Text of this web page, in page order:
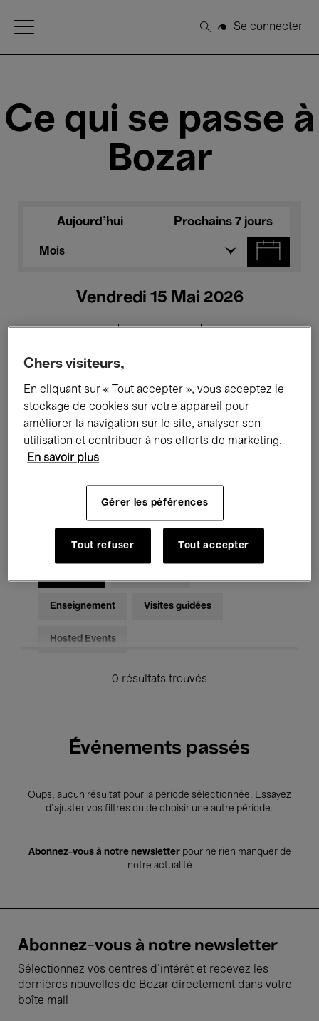
Open Menu
Rechercher
Se connecter
Ce qui se passe à
Bozar
Aujourd'hui Prochains 7 jours
Mois
Vendredi 15 Mai 2026
Tous les événements Concerts
Expositions Performances
Rencontres & Débats
Musique classique Global Music
Enseignement Visites guidées
Hosted Events
0 résultats trouvés
Événements passés
Oups, aucun résultat pour la période sélectionnée. Essayez
d’ajuster vos filtres ou de choisir une autre période.
Abonnez-vous à notre newsletterpour ne rien manquer de
notre actualité
Abonnez-vous à notre newsletter
Sélectionnez vos centres d'intérêt et recevez les
dernières nouvelles de Bozar directement dans votre
boîte mail
Chers visiteurs,
En cliquant sur « Tout accepter », vous acceptez le
stockage de cookies sur votre appareil pour
améliorer la navigation sur le site, analyser son
utilisation et contribuer à nos efforts de marketing.
En savoir plus
Gérer les péférences
Tout refuser Tout accepter